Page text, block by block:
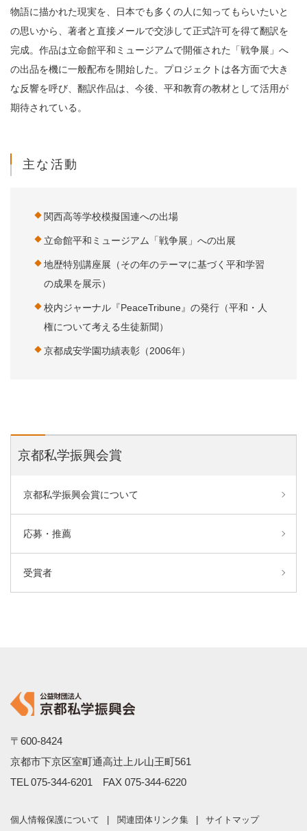
物語に描かれた現実を、日本でも多くの人に知ってもらいたいと
の思いから、著者と直接メールで交渉して正式許可を得て翻訳を
完成。作品は立命館平和ミュージアムで開催された「戦争展」へ
の出品を機に一般配布を開始した。プロジェクトは各方面で大き
な反響を呼び、翻訳作品は、今後、平和教育の教材として活用が
期待されている。
主な活動
関西高等学校模擬国連への出場
立命館平和ミュージアム「戦争展」への出展
地歴特別講座展（その年のテーマに基づく平和学習
の成果を展示）
校内ジャーナル『PeaceTribune』の発行（平和・人
権について考える生徒新聞）
京都成安学園功績表彰（2006年）
京都私学振興会賞
京都私学振興会賞について
応募・推薦
受賞者
〒600-8424
京都市下京区室町通高辻上ル山王町561
TEL 075-344-6201 FAX 075-344-6220
個人情報保護について 関連団体リンク集 サイトマップ